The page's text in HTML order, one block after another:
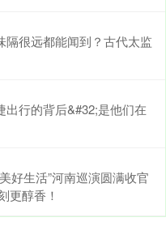
很远都能闻到？古代太监
行的背后&#32;是他们在
好生活”河南巡演圆满收官
更醇香！